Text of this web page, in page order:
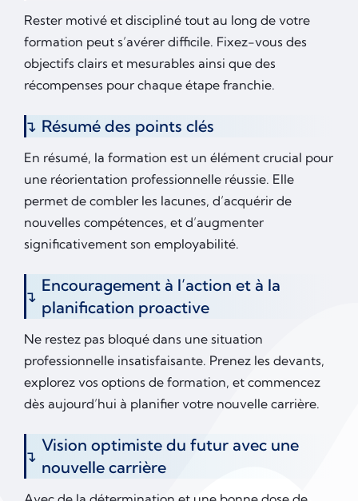
Rester motivé et discipliné tout au long de votre
formation peut s’avérer difficile. Fixez-vous des
objectifs clairs et mesurables ainsi que des
récompenses pour chaque étape franchie.
Résumé des points clés
En résumé, la formation est un élément crucial pour
une réorientation professionnelle réussie. Elle
permet de combler les lacunes, d’acquérir de
nouvelles compétences, et d’augmenter
significativement son employabilité.
Encouragement à l’action et à la
planification proactive
Ne restez pas bloqué dans une situation
professionnelle insatisfaisante. Prenez les devants,
explorez vos options de formation, et commencez
dès aujourd’hui à planifier votre nouvelle carrière.
Vision optimiste du futur avec une
nouvelle carrière